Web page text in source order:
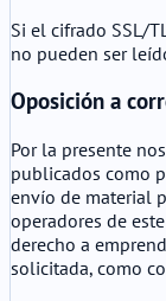
Si el cifrado SSL/
no pueden ser
Oposición a
Por la presente
publicados como
envío de material
operadores de
derecho a
solicitada, como